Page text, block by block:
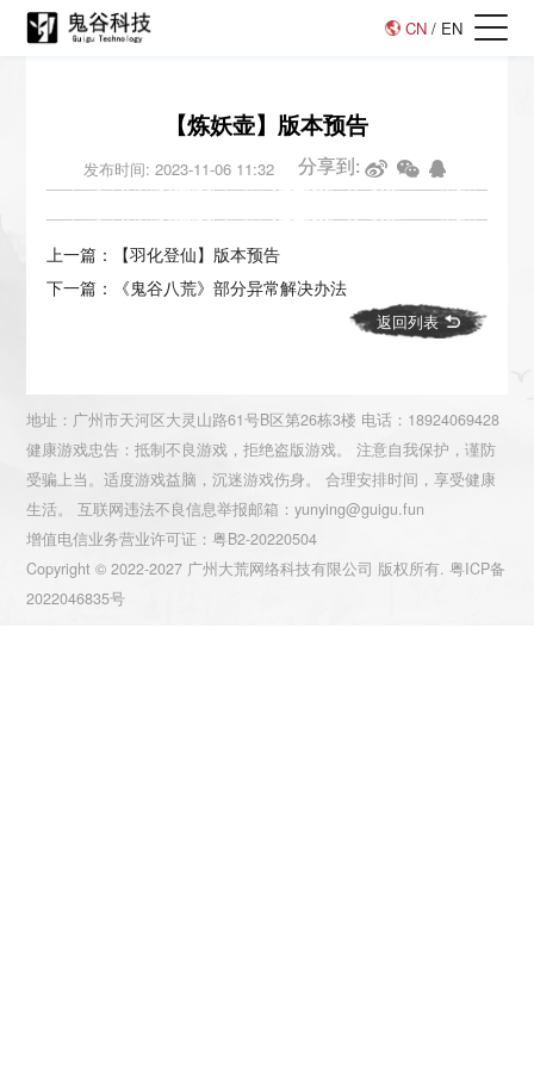
CN / EN
【炼妖壶】版本预告
发布时间: 2023-11-06 11:32 分享到:
上一篇：【羽化登仙】版本预告
下一篇：《鬼谷八荒》部分异常解决办法
返回列表
地址：广州市天河区大灵山路61号B区第26栋3楼 电话：18924069428
健康游戏忠告：抵制不良游戏，拒绝盗版游戏。 注意自我保护，谨防
受骗上当。适度游戏益脑，沉迷游戏伤身。 合理安排时间，享受健康
生活。 互联网违法不良信息举报邮箱：yunying@guigu.fun
增值电信业务营业许可证：粤B2-20220504
Copyright © 2022-2027 广州大荒网络科技有限公司 版权所有.粤ICP备
2022046835号